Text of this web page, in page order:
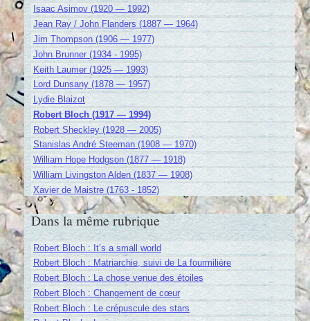
Isaac Asimov (1920 — 1992)
Jean Ray / John Flanders (1887 — 1964)
Jim Thompson (1906 — 1977)
John Brunner (1934 - 1995)
Keith Laumer (1925 — 1993)
Lord Dunsany (1878 — 1957)
Lydie Blaizot
Robert Bloch (1917 — 1994)
Robert Sheckley (1928 — 2005)
Stanislas André Steeman (1908 — 1970)
William Hope Hodgson (1877 — 1918)
William Livingston Alden (1837 — 1908)
Xavier de Maistre (1763 - 1852)
Dans la même rubrique
Robert Bloch : It’s a small world
Robert Bloch : Matriarchie, suivi de La fourmilière
Robert Bloch : La chose venue des étoiles
Robert Bloch : Changement de cœur
Robert Bloch : Le crépuscule des stars